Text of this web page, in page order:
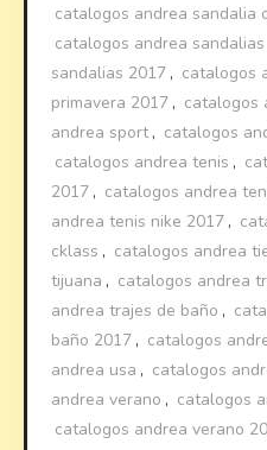
catalogos andrea sandalia
catalogos andrea sandalias
sandalias 2017 , catalogos
primavera 2017 , catalogos
andrea sport, catalogos
catalogos andrea tenis ,
2017 , catalogos andrea
andrea tenis nike 2017 ,
cklass , catalogos andrea
tijuana , catalogos andrea
andrea trajes de baño ,
baño 2017 , catalogos
andrea usa , catalogos
andrea verano , catalogos
catalogos andrea verano